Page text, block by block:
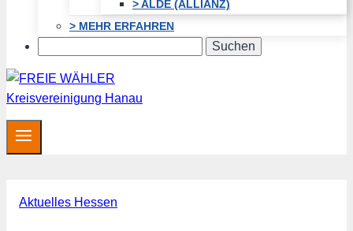
> ALDE (ALLIANZ)
> MEHR ERFAHREN
Aktuelles Hessen